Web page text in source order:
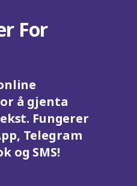
For
å gjenta
Fungerer
Telegram
og SMS!